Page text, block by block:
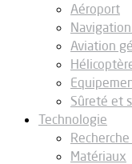
Aéroport
Aviation
Sûreté et
Technologie
Matériaux